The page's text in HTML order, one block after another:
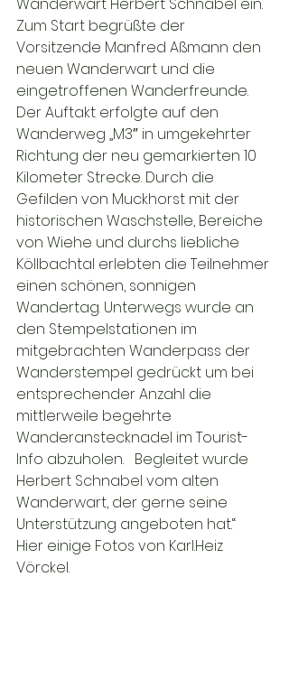
Zum Start begrüßte der
Vorsitzende Manfred Aßmann den
neuen Wanderwart und die
eingetroffenen Wanderfreunde.
Der Auftakt erfolgte auf den
Wanderweg „M3″ in umgekehrter
Richtung der neu gemarkierten 10
Kilometer Strecke. Durch die
Gefilden von Muckhorst mit der
historischen Waschstelle, Bereiche
von Wiehe und durchs liebliche
Köllbachtal erlebten die Teilnehmer
einen schönen, sonnigen
Wandertag. Unterwegs wurde an
den Stempelstationen im
mitgebrachten Wanderpass der
Wanderstempel gedrückt um bei
entsprechender Anzahl die
mittlerweile begehrte
Wanderanstecknadel im Tourist-
Info abzuholen.   Begleitet wurde
Herbert Schnabel vom alten
Wanderwart, der gerne seine
Unterstützung angeboten hat.“
Hier einige Fotos von Karl.Heiz
Vörckel.